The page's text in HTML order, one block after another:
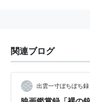
ング・コップ』の映
が付き、以降は主に
おもな作品
関連ブログ
出雲一寸ぼちぼち録